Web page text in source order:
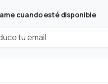
cuando esté disponible